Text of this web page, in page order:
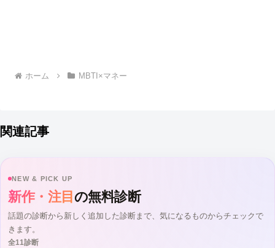
ホーム MBTI×マネー
関連記事
NEW & PICK UP
新作・注目 の無料診断
話題の診断から新しく追加した診断まで、気になるものからチェックで
きます。
全11診断